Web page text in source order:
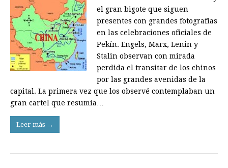
el gran bigote que siguen
presentes con grandes fotografías
en las celebraciones oficiales de
Pekín. Engels, Marx, Lenin y
Stalin observan con mirada
perdida el transitar de los chinos
por las grandes avenidas de la
capital. La primera vez que los observé contemplaban un
gran cartel que resumía…
Leer más →